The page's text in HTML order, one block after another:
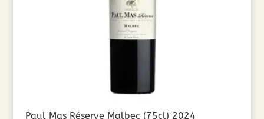
Paul Mas Réserve Malbec (75cl) 2024